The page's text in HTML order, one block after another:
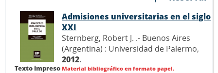
Texto impreso
Admisiones universitarias en el siglo
XXI
Sternberg, Robert J. .- Buenos Aires
(Argentina) : Universidad de Palermo,
2012.
Material bibliográfico en formato papel.